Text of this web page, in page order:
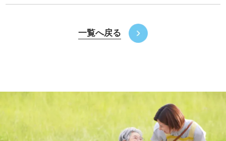
一覧へ戻る